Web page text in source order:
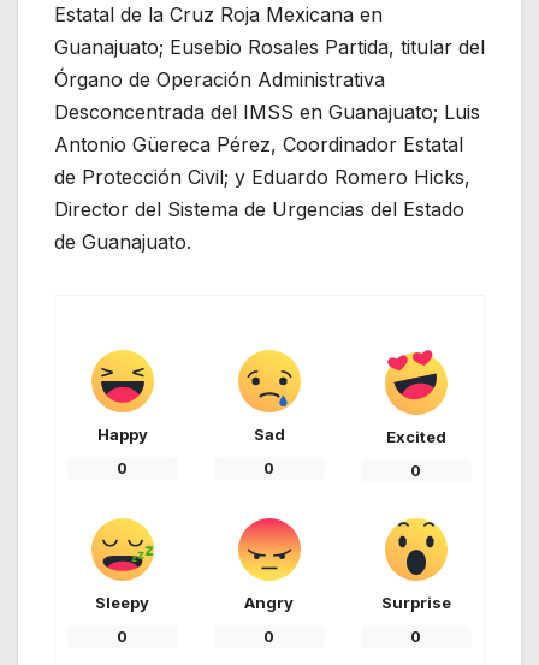
Estatal de la Cruz Roja Mexicana en
Guanajuato; Eusebio Rosales Partida, titular del
Órgano de Operación Administrativa
Desconcentrada del IMSS en Guanajuato; Luis
Antonio Güereca Pérez, Coordinador Estatal
de Protección Civil; y Eduardo Romero Hicks,
Director del Sistema de Urgencias del Estado
de Guanajuato.
Happy
0
Sad
0
Excited
0
Sleepy
0
Angry
0
Surprise
0